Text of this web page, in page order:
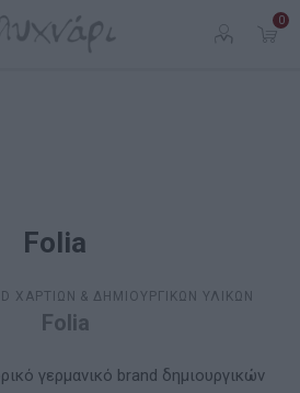
0
Folia
ΧΑΡΤΙΩΝ & ΔΗΜΙΟΥΡΓΙΚΩΝ ΥΛΙΚΩΝ
Folia
γερμανικό brand δημιουργικών